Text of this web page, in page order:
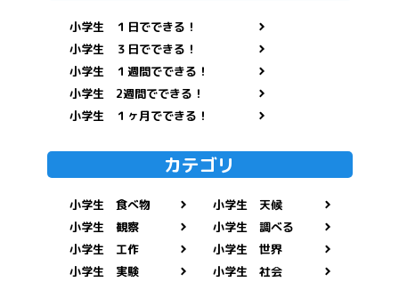
小学生 １日でできる！
小学生 ３日でできる！
小学生 １週間でできる！
小学生 2週間でできる！
小学生 １ヶ月でできる！
カテゴリ
小学生 食べ物
小学生 天候
小学生 観察
小学生 調べる
小学生 工作
小学生 世界
小学生 実験
小学生 社会